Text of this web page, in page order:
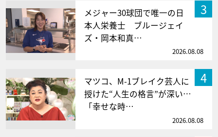
3
メジャー30球団で唯一の日
本人栄養士 ブルージェイ
ズ・岡本和真…
2026.08.08
4
マツコ、M-1ブレイク芸人に
授けた“人生の格言”が深い…
「幸せな時…
2026.08.08